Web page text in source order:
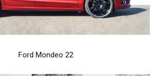
Ford Mondeo 22